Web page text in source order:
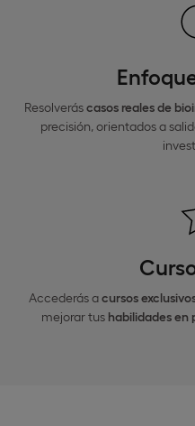
Resolveráscasos reales de
precisión, orientados a
Accederás acursos
mejorar tus habilidades en